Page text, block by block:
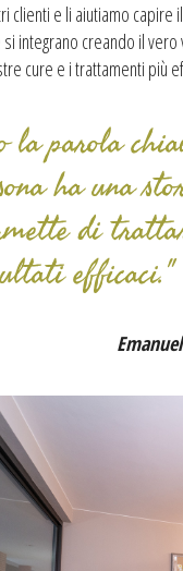
clienti e li aiutiamo
integrano creando il vero
cure e i trattamenti più
la parola
ha una
di
efficaci."